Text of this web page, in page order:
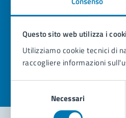
Questo sito web utilizza i
Utilizziamo cookie tecnici di
raccogliere informazioni
consenso
Necessari